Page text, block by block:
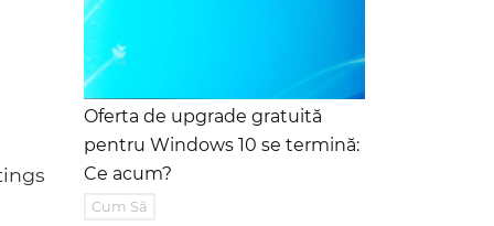
Oferta de upgrade gratuită
pentru Windows 10 se termină:
Ce acum?
Cum Să